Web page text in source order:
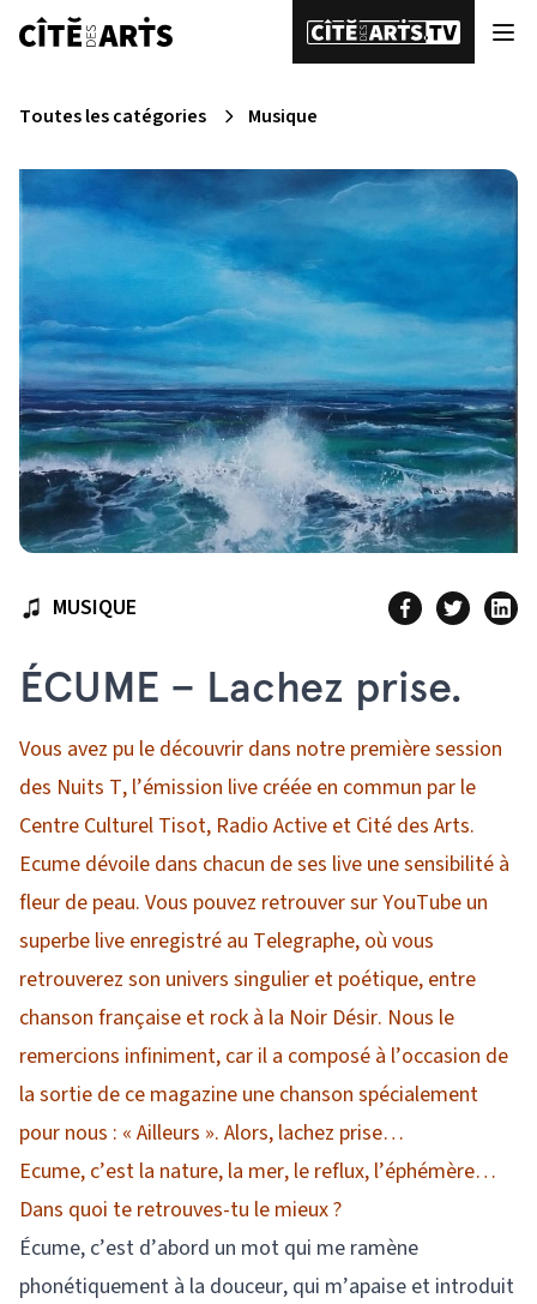
Toutes les catégories Musique
MUSIQUE
ÉCUME – Lachez prise.
Vous avez pu le découvrir dans notre première session
des Nuits T, l’émission live créée en commun par le
Centre Culturel Tisot, Radio Active et Cité des Arts.
Ecume dévoile dans chacun de ses live une sensibilité à
fleur de peau. Vous pouvez retrouver sur YouTube un
superbe live enregistré au Telegraphe, où vous
retrouverez son univers singulier et poétique, entre
chanson française et rock à la Noir Désir. Nous le
remercions infiniment, car il a composé à l’occasion de
la sortie de ce magazine une chanson spécialement
pour nous : « Ailleurs ». Alors, lachez prise…
Ecume, c’est la nature, la mer, le reflux, l’éphémère…
Dans quoi te retrouves-tu le mieux ?
Écume, c’est d’abord un mot qui me ramène
phonétiquement à la douceur, qui m’apaise et introduit